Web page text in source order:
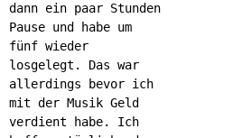
dann ein paar Stunden
Pause und habe um
fünf wieder
losgelegt. Das war
allerdings bevor ich
mit der Musik Geld
verdient habe. Ich